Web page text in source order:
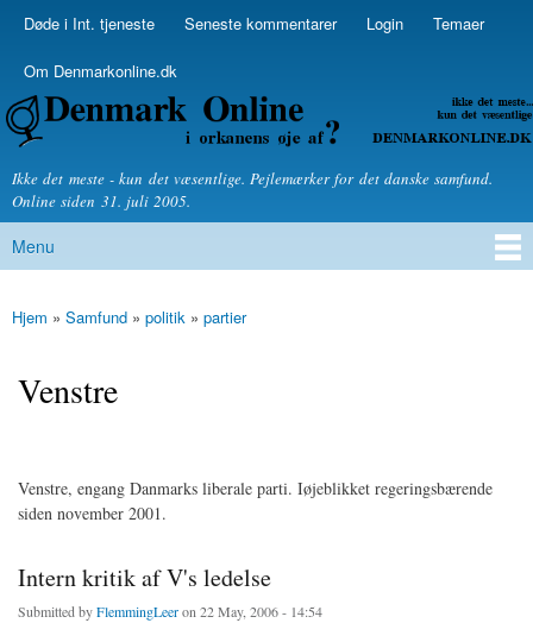
Skip to
Secondary menu
Døde i Int. tjeneste Seneste kommentarer Login Temaer
Om Denmarkonline.dk
Denmarkonline.dk - blognyheder om politik
Ikke det meste - kun det væsentlige. Pejlemærker for det danske samfund.
Online siden 31. juli 2005.
Main menu
Menu
You are here
Hjem » Samfund » politik » partier
Venstre
Venstre, engang Danmarks liberale parti. Iøjeblikket regeringsbærende
siden november 2001.
Intern kritik af V's ledelse
Submitted byFlemmingLeeron 22 May, 2006 - 14:54